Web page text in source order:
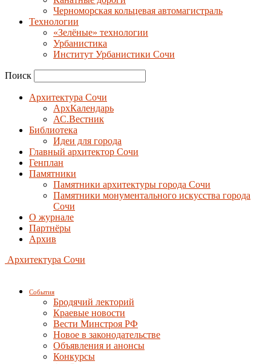
Черноморская кольцевая автомагистраль
Технологии
«Зелёные» технологии
Урбанистика
Институт Урбанистики Сочи
Поиск
Архитектура Сочи
АрхКалендарь
АС.Вестник
Библиотека
Идеи для города
Главный архитектор Сочи
Генплан
Памятники
Памятники архитектуры города Сочи
Памятники монументального искусства города
Сочи
О журнале
Партнёры
Архив
Архитектура Сочи
События
Бродячий лекторий
Краевые новости
Вести Минстроя РФ
Новое в законодательстве
Объявления и анонсы
Конкурсы